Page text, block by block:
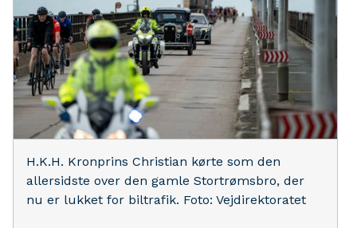
H.K.H. Kronprins Christian kørte som den
allersidste over den gamle Stortrømsbro, der
nu er lukket for biltrafik. Foto: Vejdirektoratet